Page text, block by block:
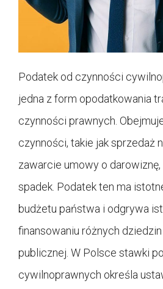
Podatek od czynności
jedna z form opodatkowania
czynności prawnych.
czynności, takie jak sprzedaż
zawarcie umowy o
spadek. Podatek ten ma
budżetu państwa i odgrywa
finansowaniu różnych
publicznej. W Polsce stawki
cywilnoprawnych określa